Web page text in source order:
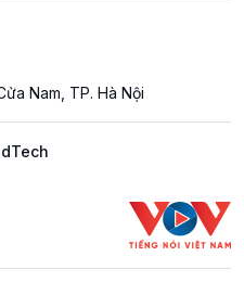
Nam, TP. Hà Nội